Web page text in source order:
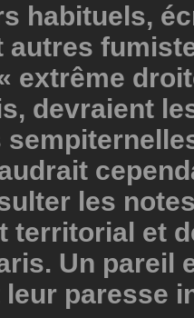
habituels,
autres
extrême
devraient
les
territorial et
Un pareil
paresse